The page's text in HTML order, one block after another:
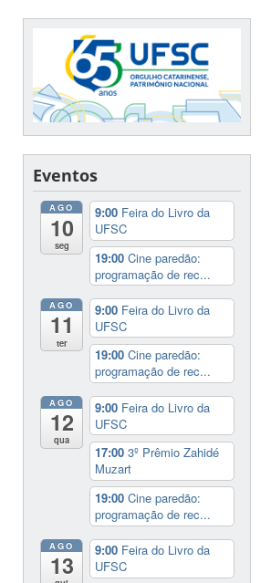
Eventos
AGO
10
seg
9:00 Feira do Livro da
UFSC
19:00Cine paredão:
programação de rec...
AGO
11
ter
9:00 Feira do Livro da
UFSC
19:00Cine paredão:
programação de rec...
AGO
12
qua
9:00 Feira do Livro da
UFSC
17:003º Prêmio Zahidé
Muzart
19:00Cine paredão:
programação de rec...
AGO
13
9:00 Feira do Livro da
UFSC